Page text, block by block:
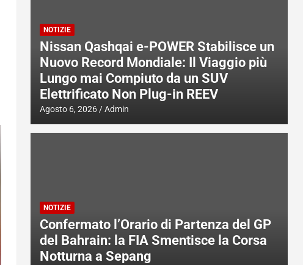
NOTIZIE
Nissan Qashqai e-POWER Stabilisce un
Nuovo Record Mondiale: Il Viaggio più
Lungo mai Compiuto da un SUV
Elettrificato Non Plug-in REEV
Agosto 6, 2026 Admin
NOTIZIE
Confermato l’Orario di Partenza del GP
del Bahrain: la FIA Smentisce la Corsa
Notturna a Sepang